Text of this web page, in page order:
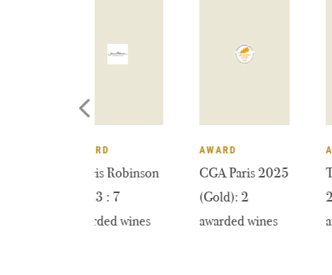
Jancis Robinson
2023 : 7
awarded wines
CGA Paris 2025
(Gold): 2
awarded wines